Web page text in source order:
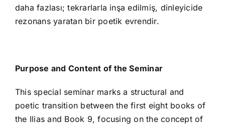
daha fazlası; tekrarlarla inşa edilmiş, dinleyicide
rezonans yaratan bir poetik evrendir.
Purpose and Content of the Seminar
This special seminar marks a structural and
poetic transition between the first eight books of
the Ilias and Book 9, focusing on the concept of